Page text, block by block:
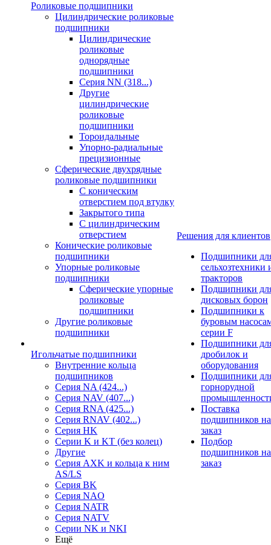
Роликовые подшипники
Цилиндрические роликовые
подшипники
Цилиндрические
роликовые
однорядные
подшипники
Серия NN (318...)
Другие
цилиндрические
роликовые
подшипники
Тороидальные
Упорно-радиальные
прецизионные
Сферические двухрядные
роликовые подшипники
С коническим
отверстием под втулку
Закрытого типа
С цилиндрическим
отверстием
Конические роликовые
подшипники
Упорные роликовые
подшипники
Сферические упорные
роликовые
подшипники
Другие роликовые
подшипники
Игольчатые подшипники
Внутренние кольца
подшипников
Серия NA (424...)
Серия NAV (407...)
Серия RNA (425...)
Серия RNAV (402...)
Серия HK
Серии K и KT (без колец)
Другие
Серия AXK и кольца к ним
AS/LS
Серия BK
Серия NAO
Серия NATR
Серия NATV
Серии NK и NKI
Ещё
Решения для клиентов
Подшипники
сельхозтехники
тракторов
Подшипники
дисковых борон
Подшипники к
буровым
серии F
Подшипники
дробилок и
оборудования
Подшипники
горнорудной
Поставка
подшипников на
заказ
Подбор
подшипников на
заказ